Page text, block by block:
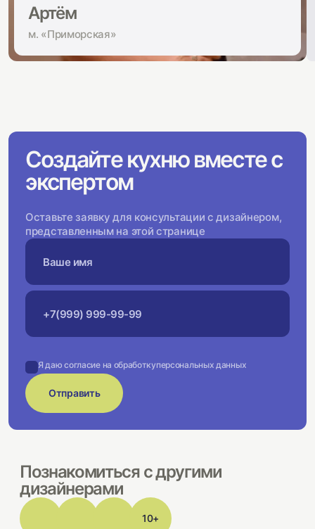
Артём
м. «‎Приморская»
Создайте кухню вместе с
экспертом
Оставьте заявку для консультации с дизайнером,
представленным на этой странице
Я даю согласие на обработкуперсональных данных
Отправить
Познакомиться с другими
дизайнерами
10+